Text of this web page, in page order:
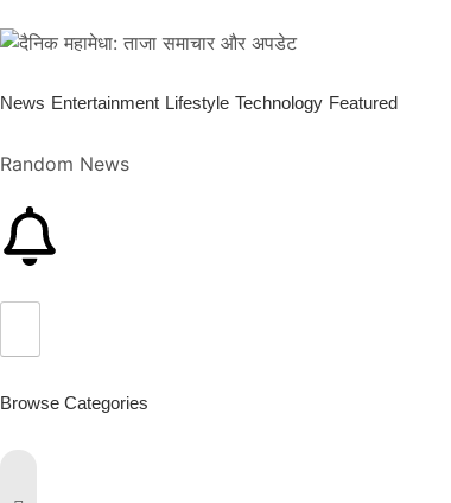
News Entertainment Lifestyle Technology Featured
Random News
Browse Categories